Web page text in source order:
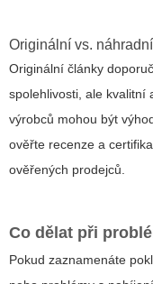
Originální vs.
Originální články
spolehlivosti, ale kvalitní
výrobců mohou být
ověřte recenze a
ověřených prodejců.
Co dělat při
Pokud zaznamenáte